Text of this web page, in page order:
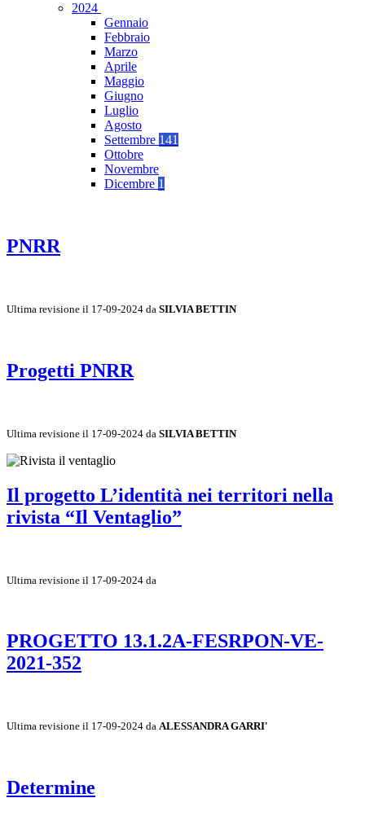
2024
Gennaio
Febbraio
Marzo
Aprile
Maggio
Giugno
Luglio
Agosto
Settembre 141
Ottobre
Novembre
Dicembre 1
PNRR
Ultima revisione il 17-09-2024 da SILVIA BETTIN
Progetti PNRR
Ultima revisione il 17-09-2024 da SILVIA BETTIN
Il progetto L’identità nei territori nella
rivista “Il Ventaglio”
Ultima revisione il 17-09-2024 da
PROGETTO 13.1.2A-FESRPON-VE-
2021-352
Ultima revisione il 17-09-2024 da ALESSANDRA GARRI'
Determine